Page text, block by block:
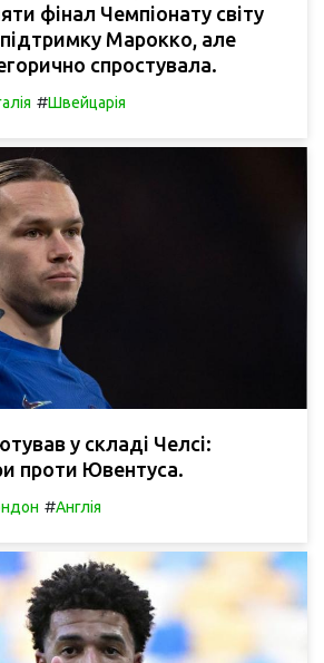
фінал Чемпіонату світу
Марокко, але
спростувала.
#Швейцарія
у складі Челсі:
проти Ювентуса.
#Англія